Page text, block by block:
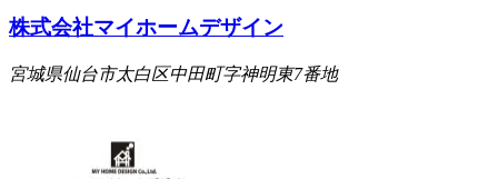
株式会社マイホームデザイン
宮城県仙台市太白区中田町字神明東7番地